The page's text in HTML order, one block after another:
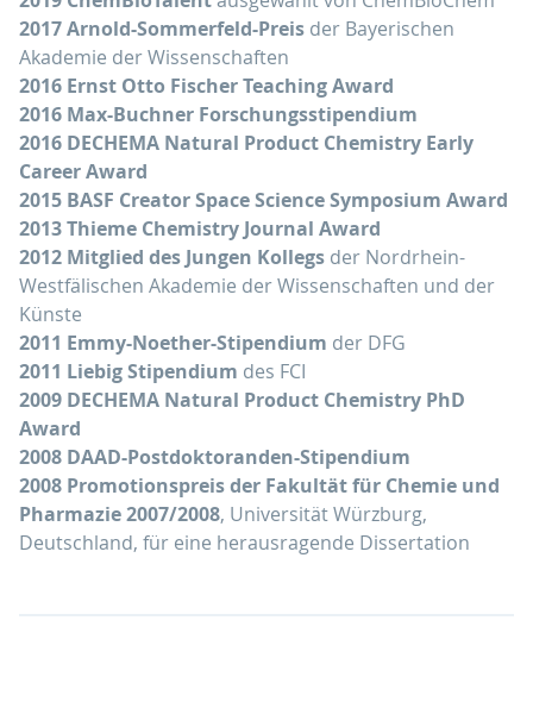
2017 Arnold-Sommerfeld-Preis der Bayerischen
Akademie der Wissenschaften
2016 Ernst Otto Fischer Teaching Award
2016 Max-Buchner Forschungsstipendium
2016 DECHEMA Natural Product Chemistry Early
Career Award
2015 BASF Creator Space Science Symposium Award
2013 Thieme Chemistry Journal Award
2012 Mitglied des Jungen Kollegs der Nordrhein-
Westfälischen Akademie der Wissenschaften und der
Künste
2011 Emmy-Noether-Stipendium der DFG
2011 Liebig Stipendium des FCI
2009 DECHEMA Natural Product Chemistry PhD
Award
2008 DAAD-Postdoktoranden-Stipendium
2008 Promotionspreis der Fakultät für Chemie und
Pharmazie 2007/2008, Universität Würzburg,
Deutschland, für eine herausragende Dissertation